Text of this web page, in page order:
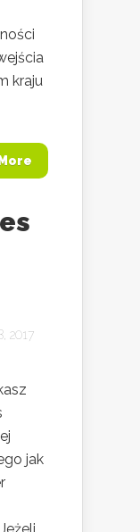
kraju
2017
jak